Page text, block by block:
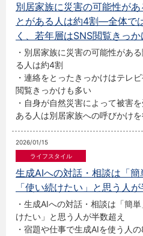
別居家族に災害の可能性が
とがある人は約4割―全体で
く、若年層はSNS閲覧きっ
・別居家族に災害の可能性があ
る人は約4割
・連絡をとったきっかけはテレ
閲覧きっかけも多い
・自身が自然災害によって被害
ある人は別居家族への呼びかけ
2026/01/15
生成AIへの対話・相談は「簡
「使い続けたい」と思う人が
・生成AIへの対話・相談は「簡
けたい」と思う人が半数超え
・宿題や仕事で生成AIを使う人